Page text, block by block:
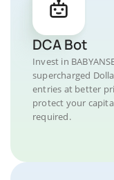
DCA Bot
Invest in
supercharged
entries at better
protect your
required.